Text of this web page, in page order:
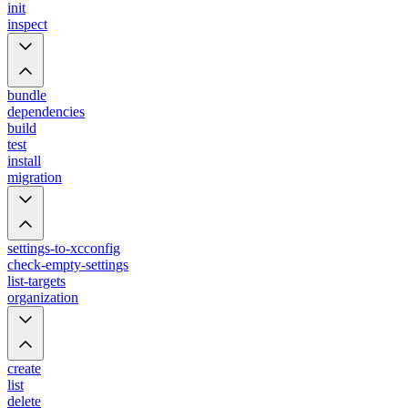
init
inspect
bundle
dependencies
build
test
install
migration
settings-to-xcconfig
check-empty-settings
list-targets
organization
create
list
delete